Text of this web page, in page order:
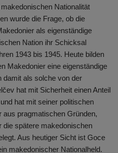
Nationalität
wurde die Frage, ob die
als eigenständige
Nation ihr Schicksal
1943 bis 1945. Heute bilden
Makedonier eine eigenständige
damit als solche von der
hat mit Sicherheit einen Anteil
hat mit seiner politischen
aus pragmatischen Gründen,
die spätere makedonischen
Aus heutiger Sicht ist Goce
makedonischer Nationalheld.